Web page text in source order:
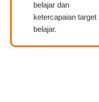
belajar dan
ketercapaian target
belajar.